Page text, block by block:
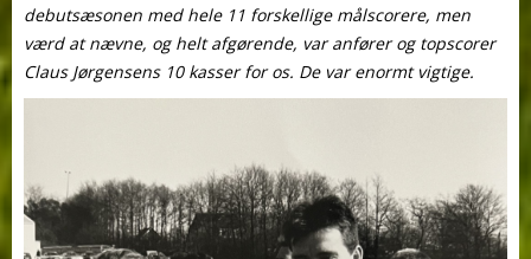
debutsæsonen med hele 11 forskellige målscorere, men
værd at nævne, og helt afgørende, var anfører og topscorer
Claus Jørgensens 10 kasser for os. De var enormt vigtige.